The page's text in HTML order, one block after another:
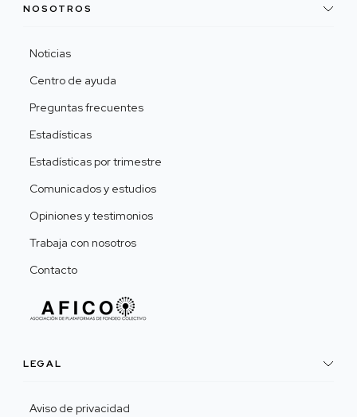
NOSOTROS
Noticias
Centro de ayuda
Preguntas frecuentes
Estadísticas
Estadísticas por trimestre
Comunicados y estudios
Opiniones y testimonios
Trabaja con nosotros
Contacto
LEGAL
Aviso de privacidad